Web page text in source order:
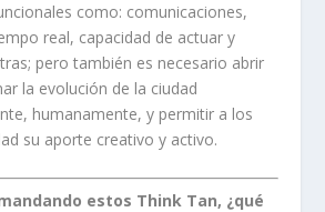
como: comunicaciones,
real, capacidad de actuar y
pero también es necesario abrir
la evolución de la ciudad
humanamente, y permitir a los
su aporte creativo y activo.
estos Think Tan, ¿qué